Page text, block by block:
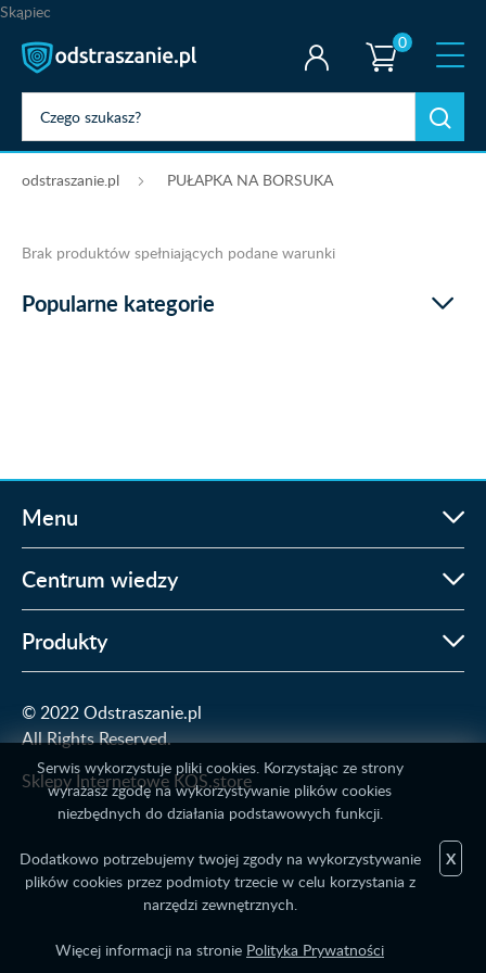
Skąpiec
0
odstraszanie.pl PUŁAPKA NA BORSUKA
Brak produktów spełniających podane warunki
Popularne kategorie
Menu
Centrum wiedzy
Produkty
© 2022 Odstraszanie.pl
All Rights Reserved.
Sklepy Internetowe KQS.store
Serwis wykorzystuje pliki cookies. Korzystając ze strony
wyrażasz zgodę na wykorzystywanie plików cookies
niezbędnych do działania podstawowych funkcji.
Dodatkowo potrzebujemy twojej zgody na wykorzystywanie
plików cookies przez podmioty trzecie w celu korzystania z
narzędzi zewnętrznych.
Więcej informacji na stronie Polityka Prywatności
X